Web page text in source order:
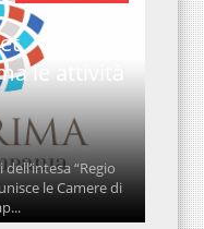
le attività
“Regio
le Camere di